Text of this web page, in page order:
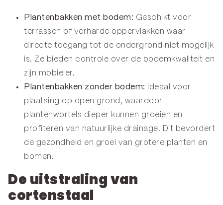
Plantenbakken met bodem: Geschikt voor
terrassen of verharde oppervlakken waar
directe toegang tot de ondergrond niet mogelijk
is. Ze bieden controle over de bodemkwaliteit en
zijn mobieler.
Plantenbakken zonder bodem: Ideaal voor
plaatsing op open grond, waardoor
plantenwortels dieper kunnen groeien en
profiteren van natuurlijke drainage. Dit bevordert
de gezondheid en groei van grotere planten en
bomen.
De uitstraling van
cortenstaal